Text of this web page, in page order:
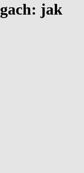
jak